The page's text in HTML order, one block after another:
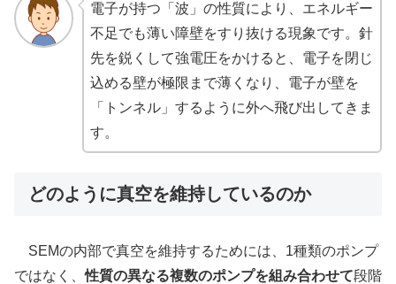
電子が持つ「波」の性質により、エネルギー
不足でも薄い障壁をすり抜ける現象です。針
先を鋭くして強電圧をかけると、電子を閉じ
込める壁が極限まで薄くなり、電子が壁を
「トンネル」するように外へ飛び出してきま
す。
どのように真空を維持しているのか
SEMの内部で真空を維持するためには、1種類のポンプ
ではなく、性質の異なる複数のポンプを組み合わせて段階